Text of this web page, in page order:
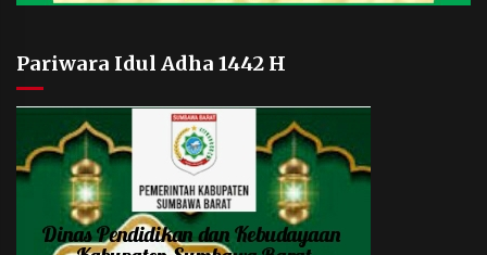
Pariwara Idul Adha 1442 H